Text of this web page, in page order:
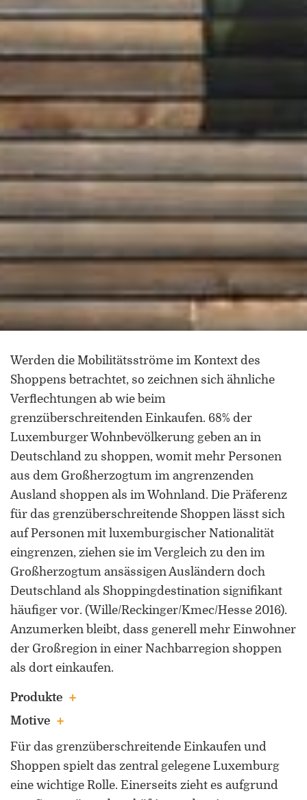
Werden die Mobilitätsströme im Kontext des
Shoppens betrachtet, so zeichnen sich ähnliche
Verflechtungen ab wie beim
grenzüberschreitenden Einkaufen. 68% der
Luxemburger Wohnbevölkerung geben an in
Deutschland zu shoppen, womit mehr Personen
aus dem Großherzogtum im angrenzenden
Ausland shoppen als im Wohnland. Die Präferenz
für das grenzüberschreitende Shoppen lässt sich
auf Personen mit luxemburgischer Nationalität
eingrenzen, ziehen sie im Vergleich zu den im
Großherzogtum ansässigen Ausländern doch
Deutschland als Shoppingdestination signifikant
häufiger vor. (Wille/Reckinger/Kmec/Hesse 2016).
Anzumerken bleibt, dass generell mehr Einwohner
der Großregion in einer Nachbarregion shoppen
als dort einkaufen.
Produkte
Motive
Für das grenzüberschreitende Einkaufen und
Shoppen spielt das zentral gelegene Luxemburg
eine wichtige Rolle. Einerseits zieht es aufgrund